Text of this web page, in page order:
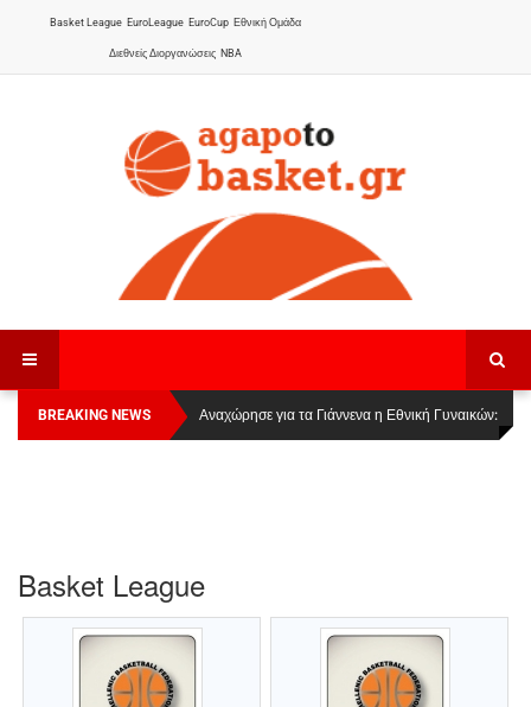
Basket League EuroLeague EuroCup Εθνική Ομάδα
Διεθνείς Διοργανώσεις NBA
BREAKING NEWS
Οι Πάνθηρες Καβάλας στην Women Basketball
League 1
Αναχώρησε για τα Γιάννενα η Εθνική Γυναικών:
Basket League